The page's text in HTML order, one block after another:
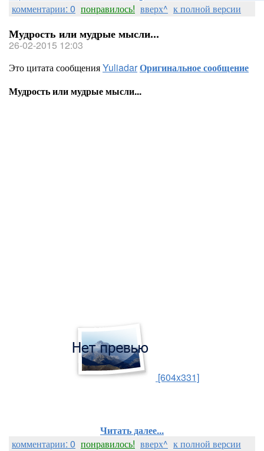
комментарии: 0 понравилось! вверх^ к полной версии
Мудрость или мудрые мысли...
26-02-2015 12:03
Это цитата сообщенияYuliadarОригинальное сообщение
Мудрость или мудрые мысли...
[604x331]
Читать далее...
комментарии: 0 понравилось! вверх^ к полной версии